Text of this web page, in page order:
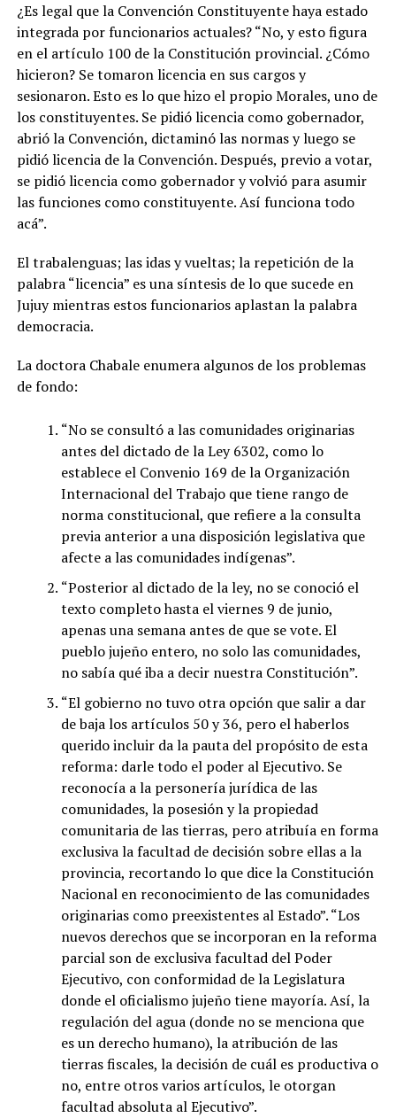
¿Es legal que la Convención Constituyente haya estado
integrada por funcionarios actuales? “No, y esto figura
en el artículo 100 de la Constitución provincial. ¿Cómo
hicieron? Se tomaron licencia en sus cargos y
sesionaron. Esto es lo que hizo el propio Morales, uno de
los constituyentes. Se pidió licencia como gobernador,
abrió la Convención, dictaminó las normas y luego se
pidió licencia de la Convención. Después, previo a votar,
se pidió licencia como gobernador y volvió para asumir
las funciones como constituyente. Así funciona todo
acá”.
El trabalenguas; las idas y vueltas; la repetición de la
palabra “licencia” es una síntesis de lo que sucede en
Jujuy mientras estos funcionarios aplastan la palabra
democracia.
La doctora Chabale enumera algunos de los problemas
de fondo:
“No se consultó a las comunidades originarias
antes del dictado de la Ley 6302, como lo
establece el Convenio 169 de la Organización
Internacional del Trabajo que tiene rango de
norma constitucional, que refiere a la consulta
previa anterior a una disposición legislativa que
afecte a las comunidades indígenas”.
“Posterior al dictado de la ley, no se conoció el
texto completo hasta el viernes 9 de junio,
apenas una semana antes de que se vote. El
pueblo jujeño entero, no solo las comunidades,
no sabía qué iba a decir nuestra Constitución”.
“El gobierno no tuvo otra opción que salir a dar
de baja los artículos 50 y 36, pero el haberlos
querido incluir da la pauta del propósito de esta
reforma: darle todo el poder al Ejecutivo. Se
reconocía a la personería jurídica de las
comunidades, la posesión y la propiedad
comunitaria de las tierras, pero atribuía en forma
exclusiva la facultad de decisión sobre ellas a la
provincia, recortando lo que dice la Constitución
Nacional en reconocimiento de las comunidades
originarias como preexistentes al Estado”. “Los
nuevos derechos que se incorporan en la reforma
parcial son de exclusiva facultad del Poder
Ejecutivo, con conformidad de la Legislatura
donde el oficialismo jujeño tiene mayoría. Así, la
regulación del agua (donde no se menciona que
es un derecho humano), la atribución de las
tierras fiscales, la decisión de cuál es productiva o
no, entre otros varios artículos, le otorgan
facultad absoluta al Ejecutivo”.